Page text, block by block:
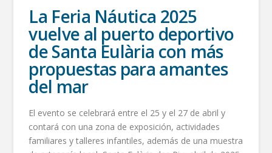
La Feria Náutica 2025
vuelve al puerto deportivo
de Santa Eulària con más
propuestas para amantes
del mar
El evento se celebrará entre el 25 y el 27 de abril y
contará con una zona de exposición, actividades
familiares y talleres infantiles, además de una muestra